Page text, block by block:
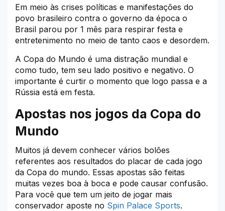
Em meio às crises políticas e manifestações do
povo brasileiro contra o governo da época o
Brasil parou por 1 mês para respirar festa e
entretenimento no meio de tanto caos e desordem.
A Copa do Mundo é uma distração mundial e
como tudo, tem seu lado positivo e negativo. O
importante é curtir o momento que logo passa e a
Rússia está em festa.
Apostas nos jogos da Copa do
Mundo
Muitos já devem conhecer vários bolões
referentes aos resultados do placar de cada jogo
da Copa do mundo. Essas apostas são feitas
muitas vezes boa à boca e pode causar confusão.
Para você que tem um jeito de jogar mais
conservador aposte no Spin Palace Sports.